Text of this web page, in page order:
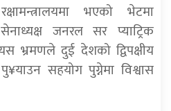
भएको भेटमा
जनरल सर प्याट्रिक
भ्रमणले दुई देशको द्विपक्षीय
सहयोग पुग्नेमा विश्वास